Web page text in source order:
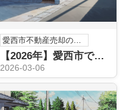
【2026年】愛西市で実家の売却を考えていますか 買取業者選びや流れも紹介
2026-03-06